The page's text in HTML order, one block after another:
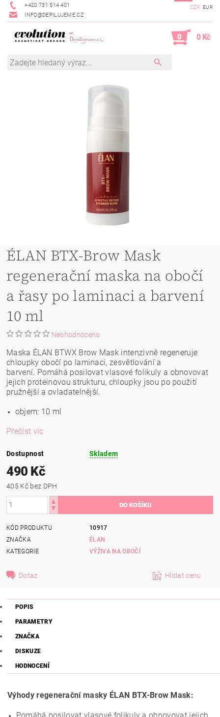
+420 731 514 401
INFO@DEPILUJEME.CZ
CZK EUR
0 0 Kč
ÉLAN BTX-Brow Mask
regenerační maska na obočí
a řasy po laminaci a barvení
10 ml
Neohodnoceno
Maska ÉLAN BTWX Brow Mask intenzivně regeneruje
chloupky obočí po laminaci, zesvětlování a
barvení. Pomáhá posilovat vlasové folikuly a obnovovat
jejich proteinovou strukturu, chloupky jsou po použití
pružnější a ovladatelnější.
objem: 10 ml
Přečíst víc
Dostupnost Skladem
490 Kč
405 Kč bez DPH
KÓD PRODUKTU
10917
ZNAČKA
ÉLAN
KATEGORIE
VÝŽIVA NA OBOČÍ
Dotaz Hlídat cenu
POPIS
PARAMETRY
ZNAČKA
DISKUZE
HODNOCENÍ
Výhody regenerační masky ÉLAN BTX-Brow Mask: